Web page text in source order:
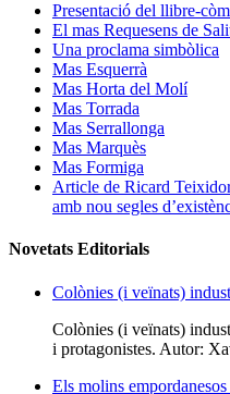
Presentació del llibre-
El mas Requesens de
Una proclama simbòlica
Mas Esquerrà
Mas Horta del Molí
Mas Torrada
Mas Serrallonga
Mas Marquès
Mas Formiga
Article de Ricard
amb nou segles
Novetats Editorials
Colònies (i veïnats)
Colònies (i veïnats)
i protagonistes. Autor:
Els molins